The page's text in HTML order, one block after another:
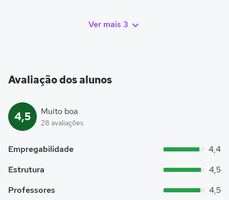
Ver mais 3
Avaliação dos alunos
4,5 Muito boa
28 avaliações
Empregabilidade
4,4
Estrutura
4,5
Professores
4,5